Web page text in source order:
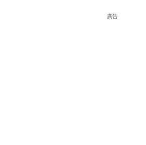
廣告